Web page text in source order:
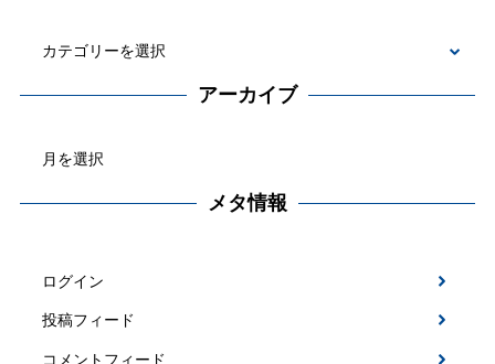
テ
アーカイブ
カ
メタ情報
ログイン
投稿フィード
コメントフィード